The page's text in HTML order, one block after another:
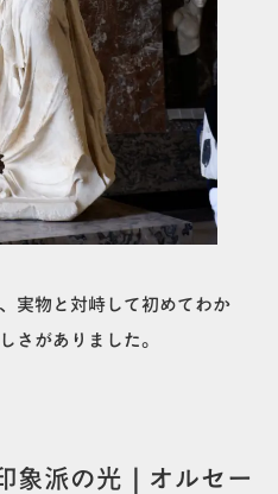
実物と対峙して初めてわか
さがありました。
象派の光｜オルセー